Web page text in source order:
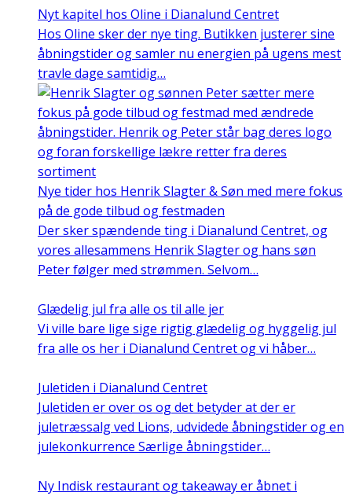
Nyt kapitel hos Oline i Dianalund Centret
Hos Oline sker der nye ting. Butikken justerer sine
åbningstider og samler nu energien på ugens mest
travle dage samtidig…
Nye tider hos Henrik Slagter & Søn med mere fokus
på de gode tilbud og festmaden
Der sker spændende ting i Dianalund Centret, og
vores allesammens Henrik Slagter og hans søn
Peter følger med strømmen. Selvom…
Glædelig jul fra alle os til alle jer
Vi ville bare lige sige rigtig glædelig og hyggelig jul
fra alle os her i Dianalund Centret og vi håber…
Juletiden i Dianalund Centret
Juletiden er over os og det betyder at der er
juletræssalg ved Lions, udvidede åbningstider og en
julekonkurrence Særlige åbningstider…
Ny Indisk restaurant og takeaway er åbnet i